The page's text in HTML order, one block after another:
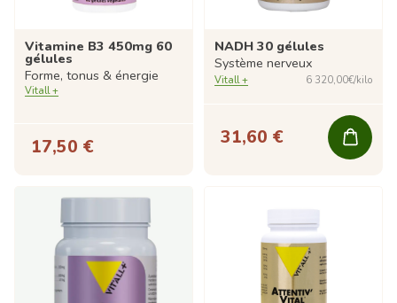
Vitamine B3 450mg 60
gélules
Forme, tonus & énergie
Vitall +
17,50 €
NADH 30 gélules
Système nerveux
Vitall + 6 320,00€/kilo
31,60 €